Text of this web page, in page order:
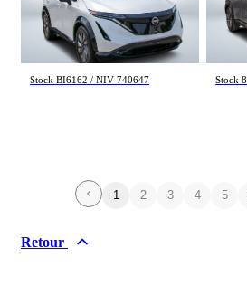
EVOLVE+ 2024
26 656 km
44 195 $
Stock BI6162 / NIV 740647
83
35
Stock
1 2 3 4 5
Retour